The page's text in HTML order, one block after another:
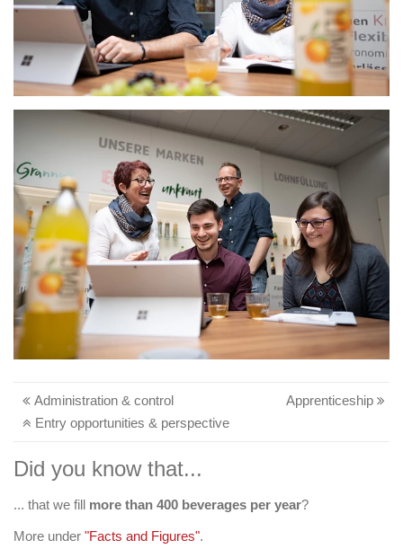
Administration & control
Apprenticeship
Entry opportunities & perspective
Did you know that...
... that we fill more than 400 beverages per year?
More under "Facts and Figures".
workplace affinity